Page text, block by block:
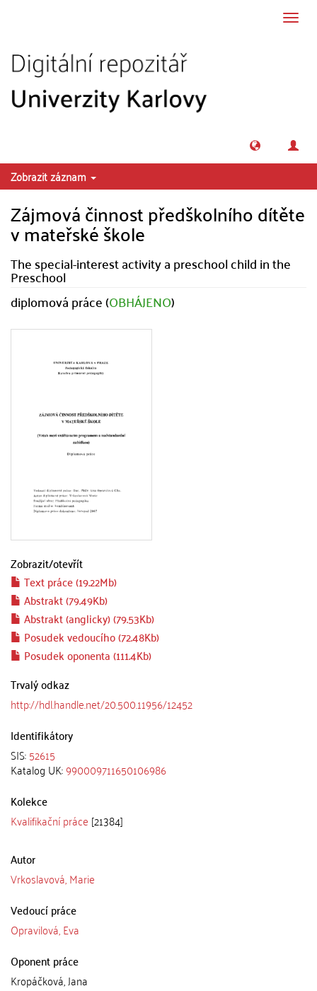
Zobrazit záznam
Zájmová činnost předškolního dítěte
v mateřské škole
The special-interest activity a preschool child in the
Preschool
diplomová práce (OBHÁJENO)
Zobrazit/otevřít
Text práce (19.22Mb)
Abstrakt (79.49Kb)
Abstrakt (anglicky) (79.53Kb)
Posudek vedoucího (72.48Kb)
Posudek oponenta (111.4Kb)
Trvalý odkaz
http://hdl.handle.net/20.500.11956/12452
Identifikátory
SIS:52615
Katalog UK:990009711650106986
Kolekce
Kvalifikační práce [21384]
Autor
Vrkoslavová, Marie
Vedoucí práce
Opravilová, Eva
Oponent práce
Kropáčková, Jana